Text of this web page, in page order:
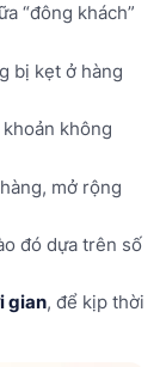
“đông khách”
bị kẹt ở hàng
không
mở rộng
đó dựa trên số
gian, để kịp thời